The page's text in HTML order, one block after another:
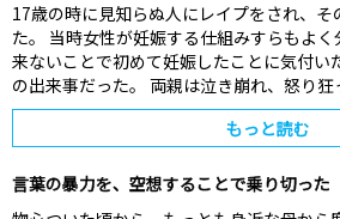
17歳の時に見知らぬ人にレイプをされ、そ
た。 当時女性が妊娠する仕組みすらもよ
来ないことで初めて妊娠したことに気付い
の出来事だった。 両親は泣き崩れ、怒り
もっと読む
言葉の暴力を、空想することで乗り切った